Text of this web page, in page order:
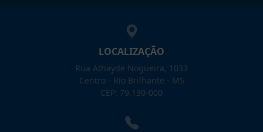
LOCALIZAÇÃO
Rua Athayde Nogueira, 1033
Centro - Rio Brilhante - MS
CEP: 79.130-000